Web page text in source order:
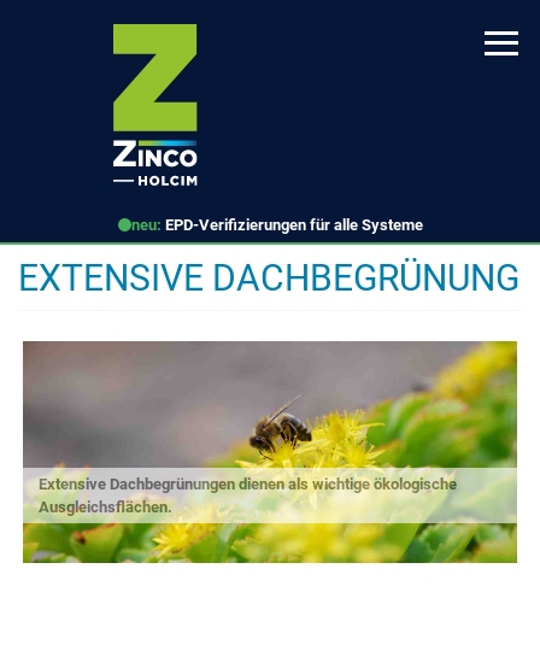
neu: EPD-Verifizierungen für alle Systeme
EXTENSIVE DACHBEGRÜNUNG
Extensive Dachbegrünungen dienen als wichtige ökologische
Ausgleichsflächen.